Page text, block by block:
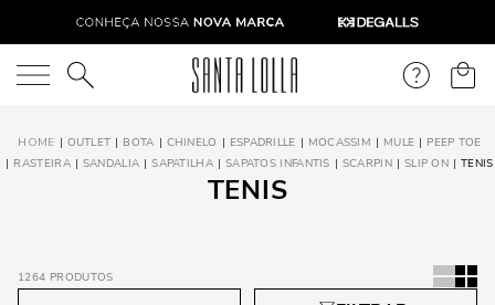
O que você está procurando?
OUTLET BOTA CHINELO ESPADRILLE MOCASSIM MULE
PEEP TOE
RASTEIRA
SANDALIA SAPATILHA SAPATOS INFANTIS SCARPIN SLIP ON TENIS
TENIS
1264 PRODUTOS